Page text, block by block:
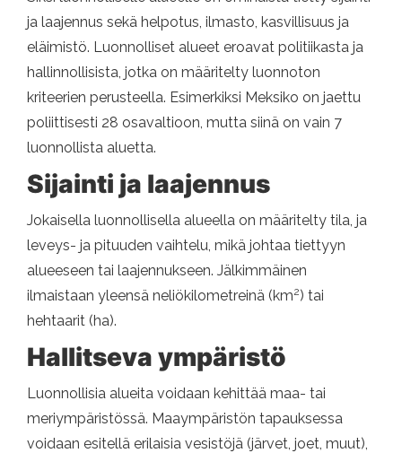
ja laajennus sekä helpotus, ilmasto, kasvillisuus ja
eläimistö. Luonnolliset alueet eroavat politiikasta ja
hallinnollisista, jotka on määritelty luonnoton
kriteerien perusteella. Esimerkiksi Meksiko on jaettu
poliittisesti 28 osavaltioon, mutta siinä on vain 7
luonnollista aluetta.
Sijainti ja laajennus
Jokaisella luonnollisella alueella on määritelty tila, ja
leveys- ja pituuden vaihtelu, mikä johtaa tiettyyn
alueeseen tai laajennukseen. Jälkimmäinen
ilmaistaan ​​yleensä neliökilometreinä (km2) tai
hehtaarit (ha).
Hallitseva ympäristö
Luonnollisia alueita voidaan kehittää maa- tai
meriympäristössä. Maaympäristön tapauksessa
voidaan esitellä erilaisia ​​vesistöjä (järvet, joet, muut),